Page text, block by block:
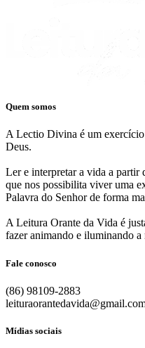
Quem somos
A Lectio Divina é um exercício
Deus.
Ler e interpretar a vida a partir
que nos possibilita viver uma
Palavra do Senhor de forma
A Leitura Orante da Vida é
fazer animando e iluminando a
Fale conosco
(86) 98109-2883
Mídias sociais